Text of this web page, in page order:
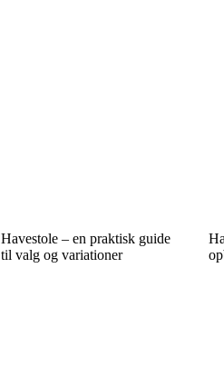
Havestole – en praktisk guide
til valg og variationer